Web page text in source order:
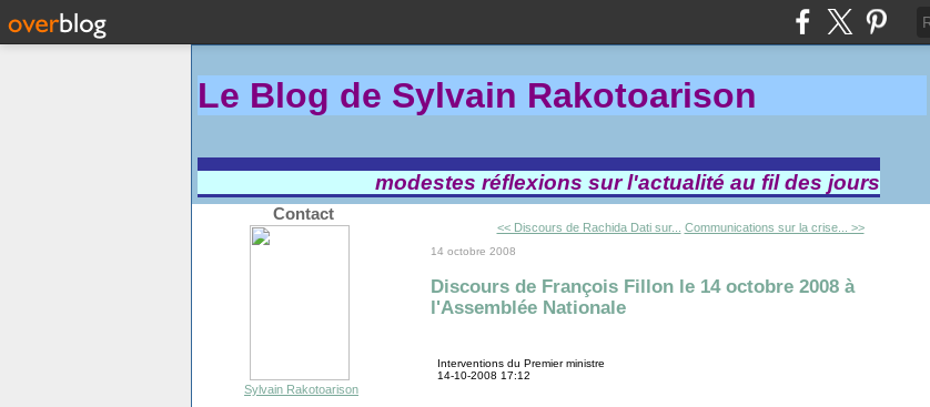
Le Blog de Sylvain Rakotoarison
modestes réflexions sur l'actualité au fil des jours
Contact
Sylvain Rakotoarison
<< Discours de Rachida Dati sur... Communications sur la crise... >>
14 octobre 2008
Discours de François Fillon le 14 octobre 2008 à
l'Assemblée Nationale
Interventions du Premier ministre
14-10-2008 17:12